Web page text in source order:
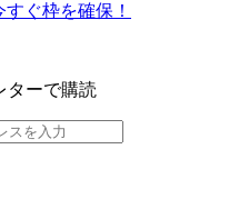
ぐ枠を確保！
ターで購読